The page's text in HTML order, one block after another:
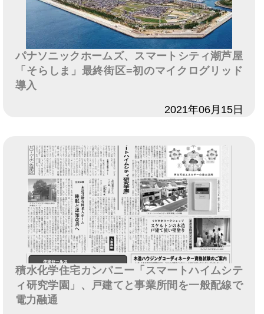
パナソニックホームズ、スマートシティ潮芦屋
「そらしま」最終街区=初のマイクログリッド
導入
2021年06月15日
積水化学住宅カンパニー「スマートハイムシテ
ィ研究学園」、戸建てと事業所間を一般配線で
電力融通